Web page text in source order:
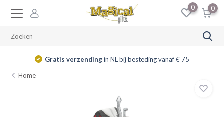
0 0
Gratis verzendingin NL bij besteding vanaf € 75
Home